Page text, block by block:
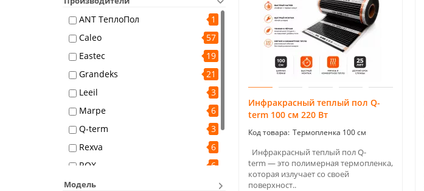
ANT ТеплоПол
1
Caleo
57
Eastec
19
Grandeks
21
Leeil
3
Marpe
6
Q-term
3
Rexva
6
ROX
6
Ламипол
Модель
Инфракрасный теплый пол Q-
term 100 см 220 Вт
Термопленка 100 см
Инфракрасный теплый пол Q-
term — это полимерная термопленка,
которая излучает со своей
поверхност..